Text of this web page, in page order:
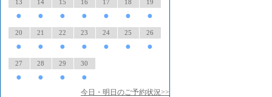
13
●
14
●
15
●
16
●
17
●
18
●
19
●
20
●
21
●
22
●
23
●
24
●
25
●
26
●
27
●
28
●
29
●
30
●
今日・明日のご予約状況>>